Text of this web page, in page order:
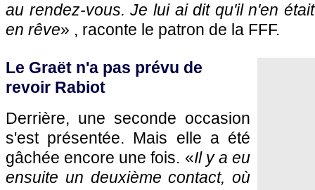
au rendez-vous. Je lui ai dit qu'il n'en
en rêve» , raconte le patron de la FFF.
Le Graët n'a pas prévu de
revoir Rabiot
Derrière, une seconde occasion
s'est présentée. Mais elle a été
gâchée encore une fois. «Il y a eu
ensuite un deuxième contact, où